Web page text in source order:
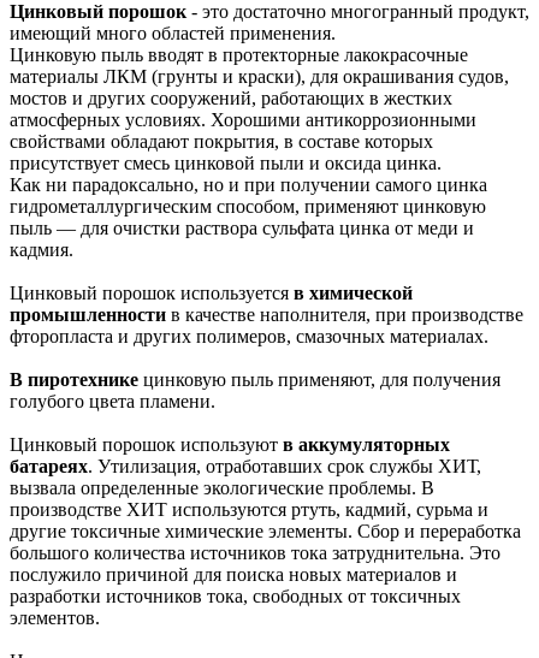
Цинковый порошок - это достаточно многогранный продукт,
имеющий много областей применения.
Цинковую пыль вводят в протекторные лакокрасочные
материалы ЛКМ (грунты и краски), для окрашивания судов,
мостов и других сооружений, работающих в жестких
атмосферных условиях. Хорошими антикоррозионными
свойствами обладают покрытия, в составе которых
присутствует смесь цинковой пыли и оксида цинка.
Как ни парадоксально, но и при получении самого цинка
гидрометаллургическим способом, применяют цинковую
пыль — для очистки раствора сульфата цинка от меди и
кадмия.
Цинковый порошок используется в химической
промышленности в качестве наполнителя, при производстве
фторопласта и других полимеров, смазочных материалах.
В пиротехнике цинковую пыль применяют, для получения
голубого цвета пламени.
Цинковый порошок используют в аккумуляторных
батареях. Утилизация, отработавших срок службы ХИТ,
вызвала определенные экологические проблемы. В
производстве ХИТ используются ртуть, кадмий, сурьма и
другие токсичные химические элементы. Сбор и переработка
большого количества источников тока затруднительна. Это
послужило причиной для поиска новых материалов и
разработки источников тока, свободных от токсичных
элементов.